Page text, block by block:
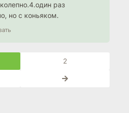
раз
но с коньяком.
2